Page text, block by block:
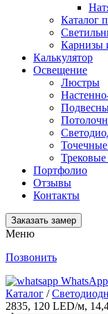
Каталог
Карнизы
Калькулятор
Освещение
Люстры
Портфолио
Отзывы
Контакты
Заказать замер
Меню
Позвонить
WhatsApp
Каталог /
2835, 120 LED/м,